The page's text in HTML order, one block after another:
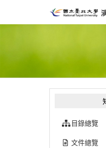
目錄總覽
文件總覽